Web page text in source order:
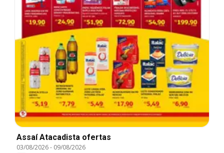
Assaí Atacadista ofertas
03/08/2026- 09/08/2026